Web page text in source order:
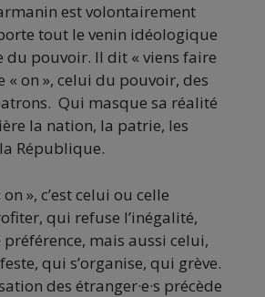
est volontairement
tout le venin idéologique
pouvoir. Il dit « viens faire
« on », celui du pouvoir, des
Qui masque sa réalité
la nation, la patrie, les
République.
on », c’est celui ou celle
qui refuse l’inégalité,
préférence, mais aussi celui,
qui s’organise, qui grève.
des étranger·e·s précède